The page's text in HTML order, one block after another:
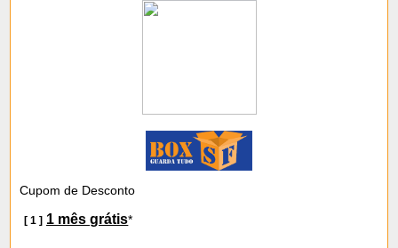
Cupom de Desconto
[ 1 ] 1 mês grátis*